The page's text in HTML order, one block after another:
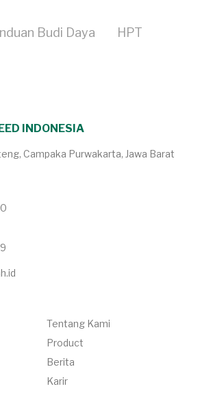
Budi Daya HPT
INDONESIA
Campaka Purwakarta, Jawa Barat
Tentang Kami
Product
Berita
Karir